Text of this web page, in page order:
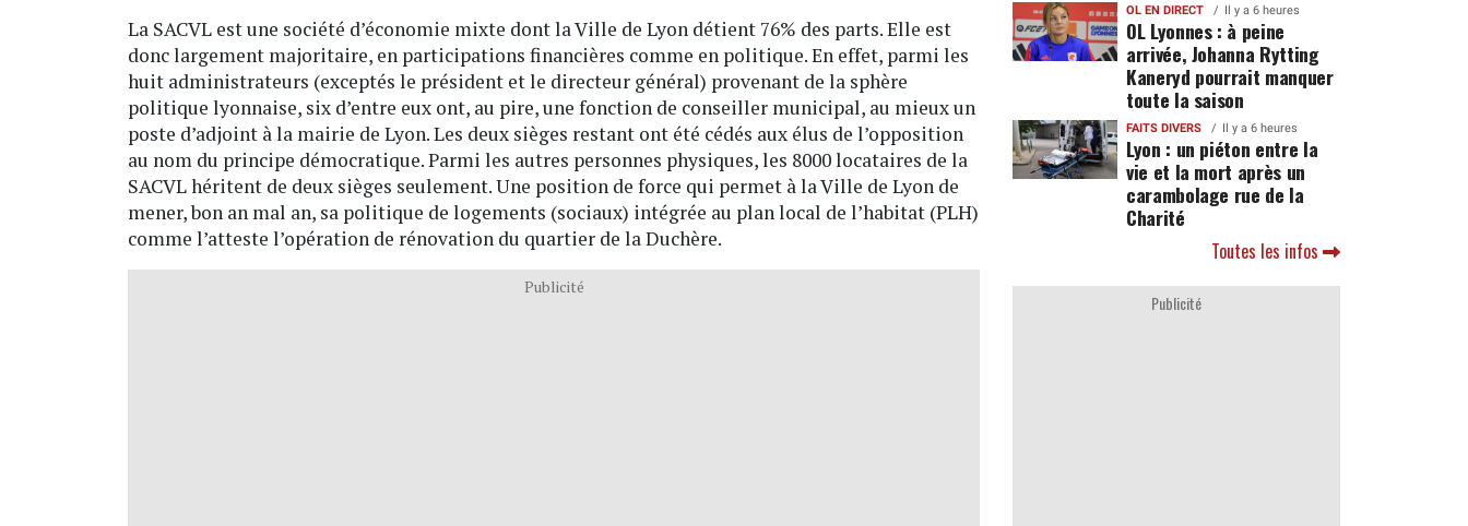
La SACVL est une société d’économie mixte dont la Ville de Lyon détient 76% des parts. Elle est
donc largement majoritaire, en participations financières comme en politique. En effet, parmi les
huit administrateurs (exceptés le président et le directeur général) provenant de la sphère
politique lyonnaise, six d’entre eux ont, au pire, une fonction de conseiller municipal, au mieux un
poste d’adjoint à la mairie de Lyon. Les deux sièges restant ont été cédés aux élus de l’opposition
au nom du principe démocratique. Parmi les autres personnes physiques, les 8000 locataires de la
SACVL héritent de deux sièges seulement. Une position de force qui permet à la Ville de Lyon de
mener, bon an mal an, sa politique de logements (sociaux) intégrée au plan local de l’habitat (PLH)
comme l’atteste l’opération de rénovation du quartier de la Duchère.
Publicité
OL EN DIRECT Il y a 6 heures
OL Lyonnes : à peine
arrivée, Johanna Rytting
Kaneryd pourrait manquer
toute la saison
FAITS DIVERS Il y a 6 heures
Lyon : un piéton entre la
vie et la mort après un
carambolage rue de la
Charité
Toutes les infos
Publicité